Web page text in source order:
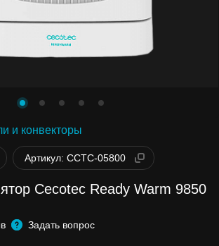
и конвекторы
Артикул: CCTC-05800
Cecotec Ready Warm 9850
Задать вопрос